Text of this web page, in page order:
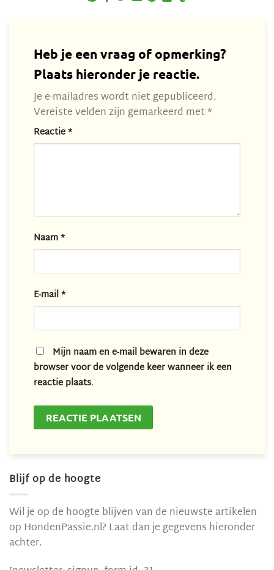
Heb je een vraag of opmerking?
Plaats hieronder je reactie.
Je e-mailadres wordt niet gepubliceerd.
Vereiste velden zijn gemarkeerd met*
Reactie*
Naam*
E-mail*
Mijn naam en e-mail bewaren in deze
browser voor de volgende keer wanneer ik een
reactie plaats.
Blijf op de hoogte
Wil je op de hoogte blijven van de nieuwste artikelen
op HondenPassie.nl? Laat dan je gegevens hieronder
achter.